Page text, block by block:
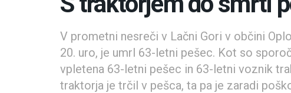
V prometni nesreči v Lačni Gori v občini
20. uro, je umrl 63-letni pešec. Kot so
vpletena 63-letni pešec in 63-letni voznik
traktorja je trčil v pešca, ta pa je zaradi